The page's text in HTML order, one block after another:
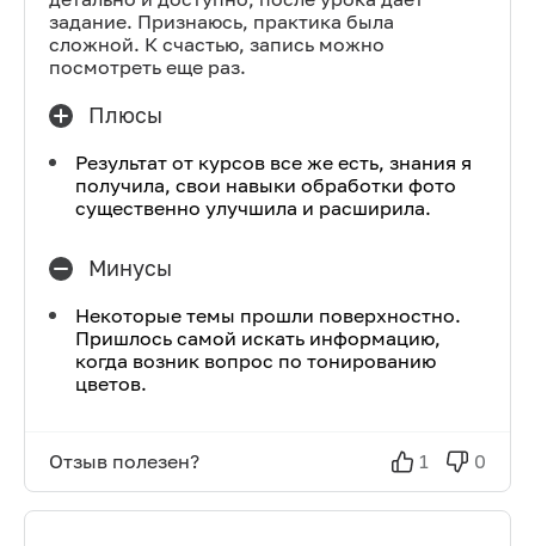
задание. Признаюсь, практика была
сложной. К счастью, запись можно
посмотреть еще раз.
Плюсы
Результат от курсов все же есть, знания я
получила, свои навыки обработки фото
существенно улучшила и расширила.
Минусы
Некоторые темы прошли поверхностно.
Пришлось самой искать информацию,
когда возник вопрос по тонированию
цветов.
Отзыв полезен? 1 0